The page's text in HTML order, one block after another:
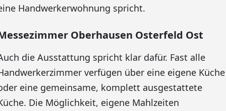
Handwerkerwohnung spricht.
Oberhausen Osterfeld Ost
die Ausstattung spricht klar dafür. Fast alle
verfügen über eine eigene Küche
eine gemeinsame, komplett ausgestattete
Die Möglichkeit, eigene Mahlzeiten